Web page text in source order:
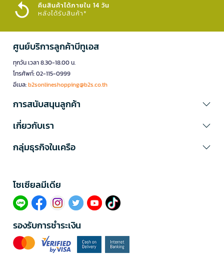
คืนสินค้าได้ภายใน 14 วัน
หลังได้รับสินค้า*
ศูนย์บริการลูกค้าบีทูเอส
ทุกวัน เวลา 8.30-18.00 น.
โทรศัพท์: 02-115-0999
อีเมล:b2sonlineshopping@b2s.co.th
การสนับสนุนลูกค้า
เกี่ยวกับเรา
กลุ่มธุรกิจในเครือ
โซเซียลมีเดีย​
รองรับการชำระเงิน